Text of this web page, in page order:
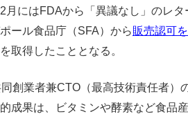
月にはFDAから「異議なし」のレ
ール食品庁（SFA）から販売認可
取得したこととなる。
創業者兼CTO（最高技術責任者）
成果は、ビタミンや酵素など食品